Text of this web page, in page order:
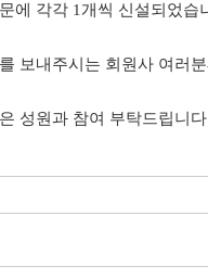
에 각각 1개씩 신설되었습
보내주시는 회원사 여러
성원과 참여 부탁드립니